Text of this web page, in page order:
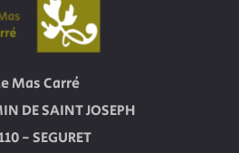
Mas Carré
DE SAINT JOSEPH
- SEGURET